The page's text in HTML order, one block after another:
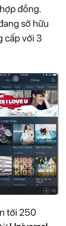
đồng.
sở hữu
cấp với 3
tới 250